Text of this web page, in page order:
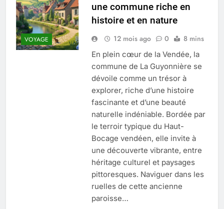
VOYAGE
une commune riche en
histoire et en nature
12 mois ago 0 8 mins
En plein cœur de la Vendée, la
commune de La Guyonnière se
dévoile comme un trésor à
explorer, riche d’une histoire
fascinante et d’une beauté
naturelle indéniable. Bordée par
le terroir typique du Haut-
Bocage vendéen, elle invite à
une découverte vibrante, entre
héritage culturel et paysages
pittoresques. Naviguer dans les
ruelles de cette ancienne
paroisse…